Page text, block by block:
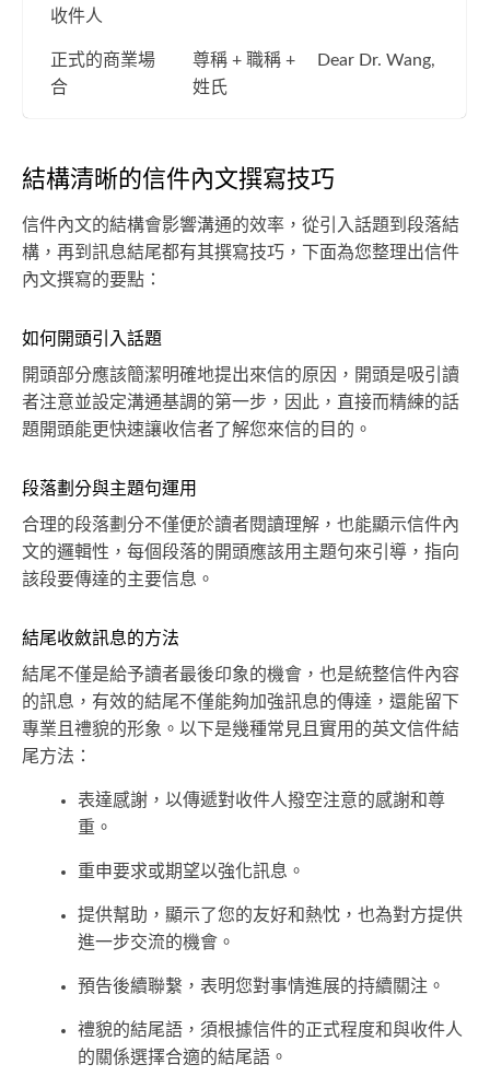
收件人
正式的商業場
合
尊稱 + 職稱 +
姓氏
Dear Dr. Wang,
結構清晰的信件內文撰寫技巧
信件內文的結構會影響溝通的效率，從引入話題到段落結
構，再到訊息結尾都有其撰寫技巧，下面為您整理出信件
內文撰寫的要點：
如何開頭引入話題
開頭部分應該簡潔明確地提出來信的原因，開頭是吸引讀
者注意並設定溝通基調的第一步，因此，直接而精練的話
題開頭能更快速讓收信者了解您來信的目的。
段落劃分與主題句運用
合理的段落劃分不僅便於讀者閱讀理解，也能顯示信件內
文的邏輯性，每個段落的開頭應該用主題句來引導，指向
該段要傳達的主要信息。
結尾收斂訊息的方法
結尾不僅是給予讀者最後印象的機會，也是統整信件內容
的訊息，有效的結尾不僅能夠加強訊息的傳達，還能留下
專業且禮貌的形象。以下是幾種常見且實用的英文信件結
尾方法：
表達感謝，以傳遞對收件人撥空注意的感謝和尊
重。
重申要求或期望以強化訊息。
提供幫助，顯示了您的友好和熱忱，也為對方提供
進一步交流的機會。
預告後續聯繫，表明您對事情進展的持續關注。
禮貌的結尾語，須根據信件的正式程度和與收件人
的關係選擇合適的結尾語。